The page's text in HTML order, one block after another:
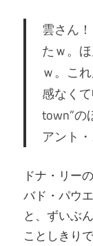
雲さん
たｗ。
ｗ。こ
感なく
town”の
アント
ドナ・リー
バド・パウ
と、ずいぶ
ことしきりで